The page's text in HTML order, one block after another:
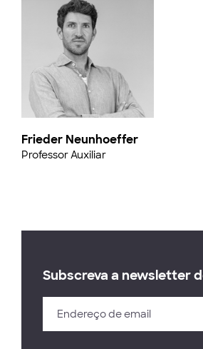
Frieder Neunhoeffer
Professor Auxiliar
Subscreva a newsletter